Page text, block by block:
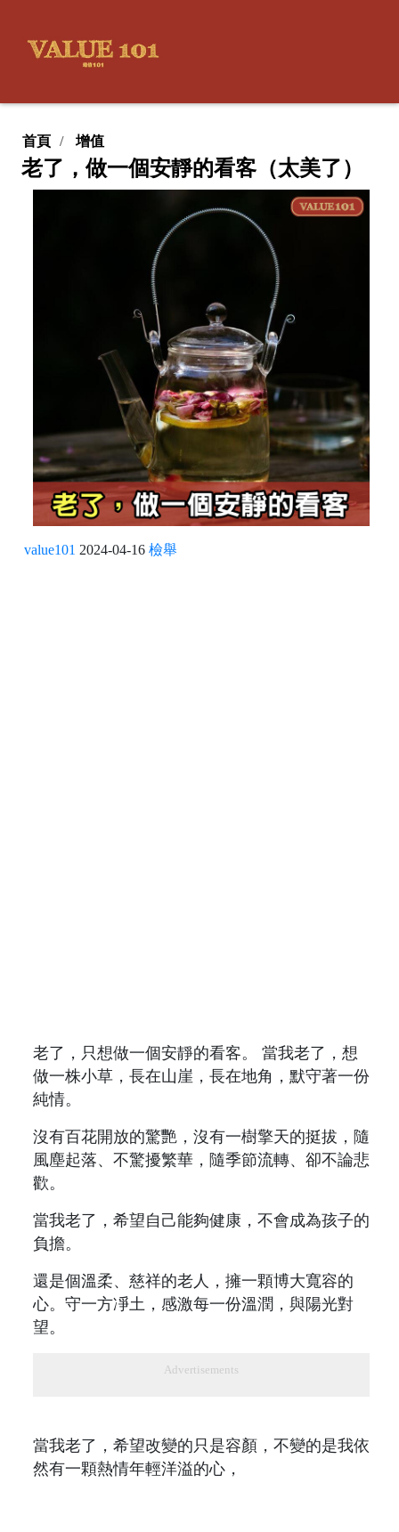
首頁 增值
老了，做一個安靜的看客（太美了）
value101 2024-04-16 檢舉
老了，只想做一個安靜的看客。 當我老了，想
做一株小草，長在山崖，長在地角，默守著一份
純情。
沒有百花開放的驚艷，沒有一樹擎天的挺拔，隨
風塵起落、不驚擾繁華，隨季節流轉、卻不論悲
歡。
當我老了，希望自己能夠健康，不會成為孩子的
負擔。
還是個溫柔、慈祥的老人，擁一顆博大寬容的
心。守一方凈土，感激每一份溫潤，與陽光對
望。
Advertisements
當我老了，希望改變的只是容顏，不變的是我依
然有一顆熱情年輕洋溢的心，